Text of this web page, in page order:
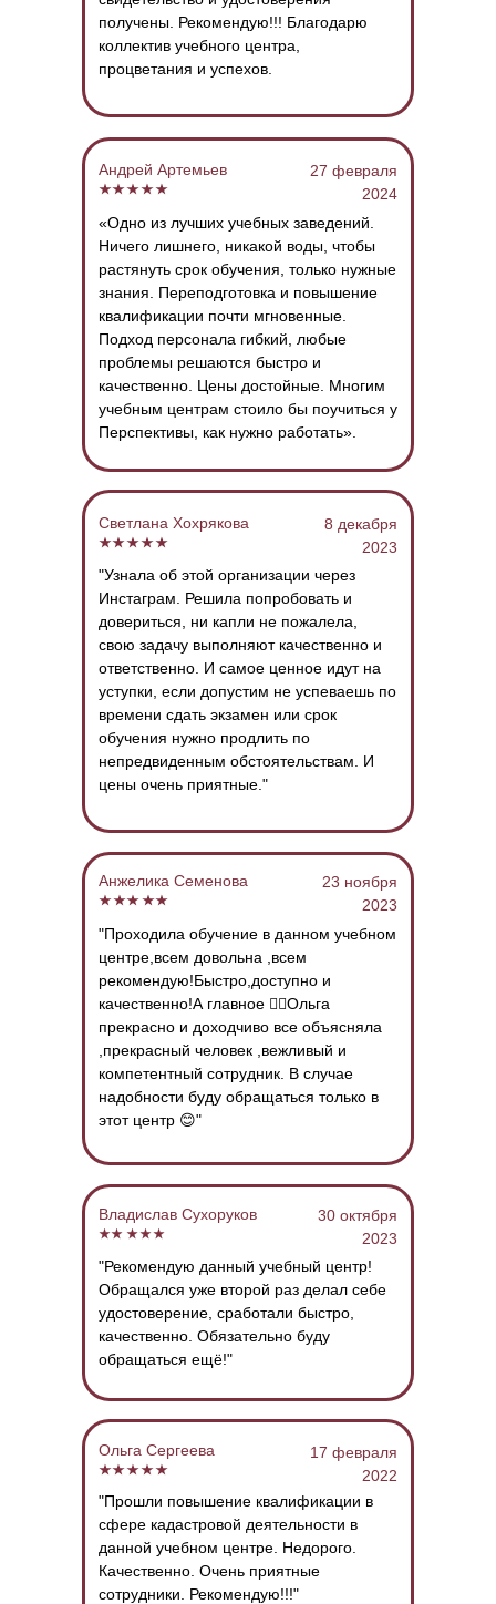
Андрей Артемьев
27 февраля
2024
«Одно из лучших учебных заведений.
Ничего лишнего, никакой воды, чтобы
растянуть срок обучения, только нужные
знания. Переподготовка и повышение
квалификации почти мгновенные.
Подход персонала гибкий, любые
проблемы решаются быстро и
качественно. Цены достойные. Многим
учебным центрам стоило бы поучиться у
Перспективы, как нужно работать».
получены. Рекомендую!!! Благодарю
коллектив учебного центра,
процветания и успехов.
​Светлана Хохрякова
"Узнала об этой организации через
Инстаграм. Решила попробовать и
довериться, ни капли не пожалела,
свою задачу выполняют качественно и
ответственно. И самое ценное идут на
уступки, если допустим не успеваешь по
времени сдать экзамен или срок
обучения нужно продлить по
непредвиденным обстоятельствам. И
цены очень приятные."
8 декабря
2023
Анжелика Семенова
"Проходила обучение в данном учебном
центре,всем довольна ,всем
рекомендую!Быстро,доступно и
качественно!А главное ☝🏻Ольга
прекрасно и доходчиво все объясняла
,прекрасный человек ,вежливый и
компетентный сотрудник. В случае
надобности буду обращаться только в
этот центр 😊"
23 ноября
2023
Владислав Сухоруков
"Рекомендую данный учебный центр!
Обращался уже второй раз делал себе
удостоверение, сработали быстро,
качественно. Обязательно буду
обращаться ещё!"
30 октября
2023
Ольга Сергеева
"Прошли повышение квалификации в
сфере кадастровой деятельности в
данной учебном центре. Недорого.
Качественно. Очень приятные
сотрудники. Рекомендую!!!"
17 февраля
2022